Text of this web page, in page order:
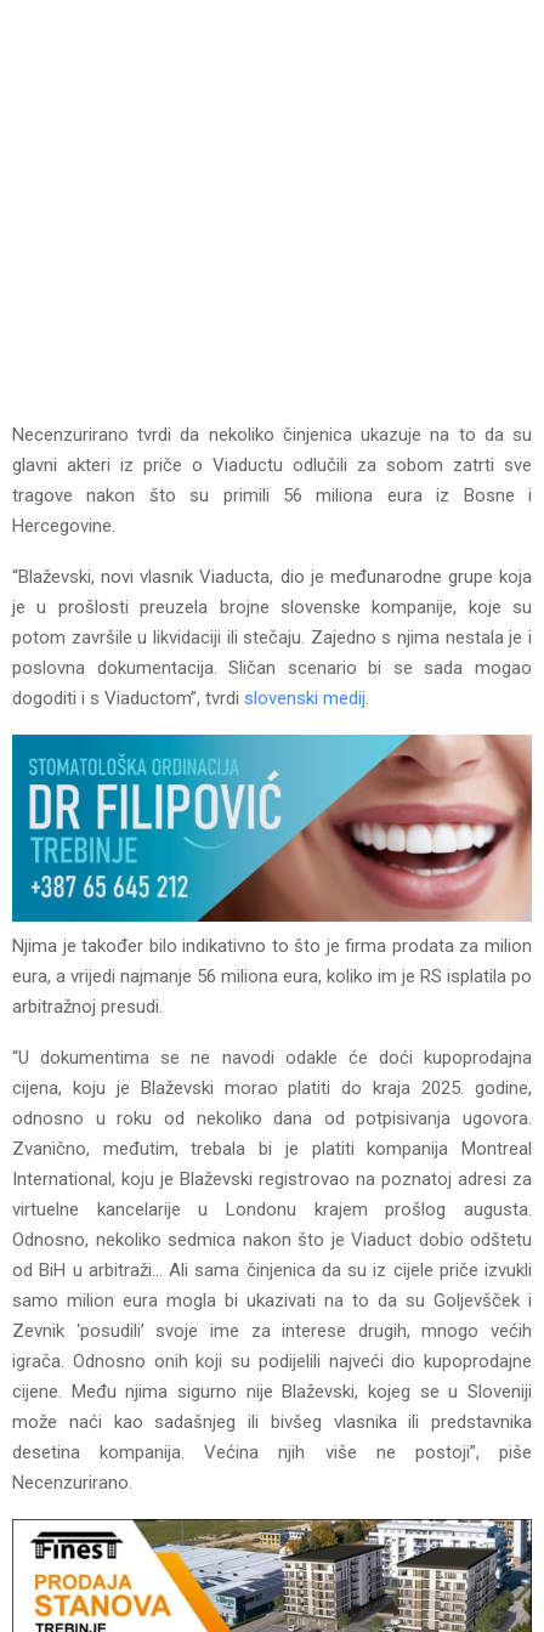
Necenzurirano tvrdi da nekoliko činjenica ukazuje na to da su
glavni akteri iz priče o Viaductu odlučili za sobom zatrti sve
tragove nakon što su primili 56 miliona eura iz Bosne i
Hercegovine.
“Blaževski, novi vlasnik Viaducta, dio je međunarodne grupe koja
je u prošlosti preuzela brojne slovenske kompanije, koje su
potom završile u likvidaciji ili stečaju. Zajedno s njima nestala je i
poslovna dokumentacija. Sličan scenario bi se sada mogao
dogoditi i s Viaductom”, tvrdi slovenski medij.
Njima je također bilo indikativno to što je firma prodata za milion
eura, a vrijedi najmanje 56 miliona eura, koliko im je RS isplatila po
arbitražnoj presudi.
“U dokumentima se ne navodi odakle će doći kupoprodajna
cijena, koju je Blaževski morao platiti do kraja 2025. godine,
odnosno u roku od nekoliko dana od potpisivanja ugovora.
Zvanično, međutim, trebala bi je platiti kompanija Montreal
International, koju je Blaževski registrovao na poznatoj adresi za
virtuelne kancelarije u Londonu krajem prošlog augusta.
Odnosno, nekoliko sedmica nakon što je Viaduct dobio odštetu
od BiH u arbitraži… Ali sama činjenica da su iz cijele priče izvukli
samo milion eura mogla bi ukazivati ​​na to da su Goljevšček i
Zevnik ‘posudili’ svoje ime za interese drugih, mnogo većih
igrača. Odnosno onih koji su podijelili najveći dio kupoprodajne
cijene. Među njima sigurno nije Blaževski, kojeg se u Sloveniji
može naći kao sadašnjeg ili bivšeg vlasnika ili predstavnika
desetina kompanija. Većina njih više ne postoji”, piše
Necenzurirano.